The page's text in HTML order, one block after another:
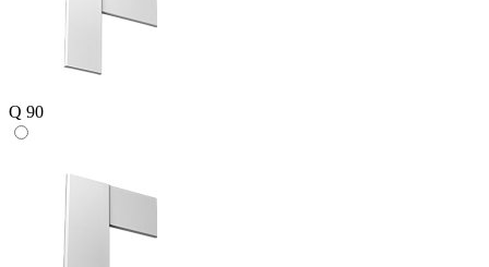
Q 90